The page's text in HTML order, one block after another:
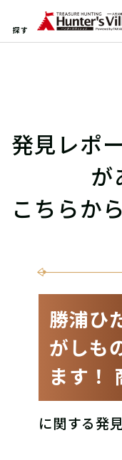
探す
発見レポ
が
こちらか
勝浦ひ
がしも
ます！
に関する発